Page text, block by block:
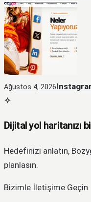
Ağustos 4, 2026
Dijital yol haritanızı
Hedefinizi anlatın,
planlasın.
Bizimle İletişime Geçin